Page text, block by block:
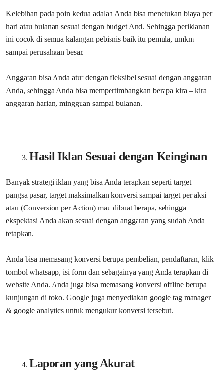
Kelebihan pada poin kedua adalah Anda bisa menetukan biaya per
hari atau bulanan sesuai dengan budget And. Sehingga periklanan
ini cocok di semua kalangan pebisnis baik itu pemula, umkm
sampai perusahaan besar.
Anggaran bisa Anda atur dengan fleksibel sesuai dengan anggaran
Anda, sehingga Anda bisa mempertimbangkan berapa kira – kira
anggaran harian, mingguan sampai bulanan.
Hasil Iklan Sesuai dengan Keinginan
Banyak strategi iklan yang bisa Anda terapkan seperti target
pangsa pasar, target maksimalkan konversi sampai target per aksi
atau (Conversion per Action) mau dibuat berapa, sehingga
ekspektasi Anda akan sesuai dengan anggaran yang sudah Anda
tetapkan.
Anda bisa memasang konversi berupa pembelian, pendaftaran, klik
tombol whatsapp, isi form dan sebagainya yang Anda terapkan di
website Anda. Anda juga bisa memasang konversi offline berupa
kunjungan di toko. Google juga menyediakan google tag manager
& google analytics untuk mengukur konversi tersebut.
Laporan yang Akurat